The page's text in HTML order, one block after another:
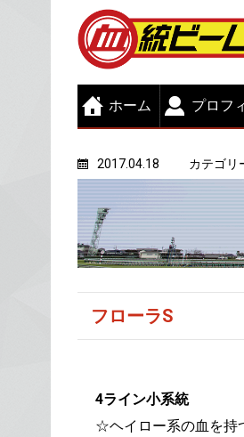
ホーム プロフ
Posted on
2017.04.18 カテゴリ
フローラS
4ライン小系統
☆ヘイロー系の血を持